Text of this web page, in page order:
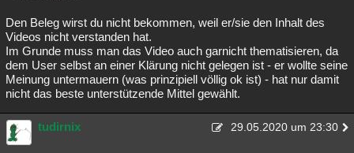
Den Beleg wirst du nicht bekommen, weil er/sie den Inhalt des
Videos nicht verstanden hat.
Im Grunde muss man das Video auch garnicht thematisieren, da
dem User selbst an einer Klärung nicht gelegen ist - er wollte seine
Meinung untermauern (was prinzipiell völlig ok ist) - hat nur damit
nicht das beste unterstützende Mittel gewählt.
tudirnix 29.05.2020 um 23:30